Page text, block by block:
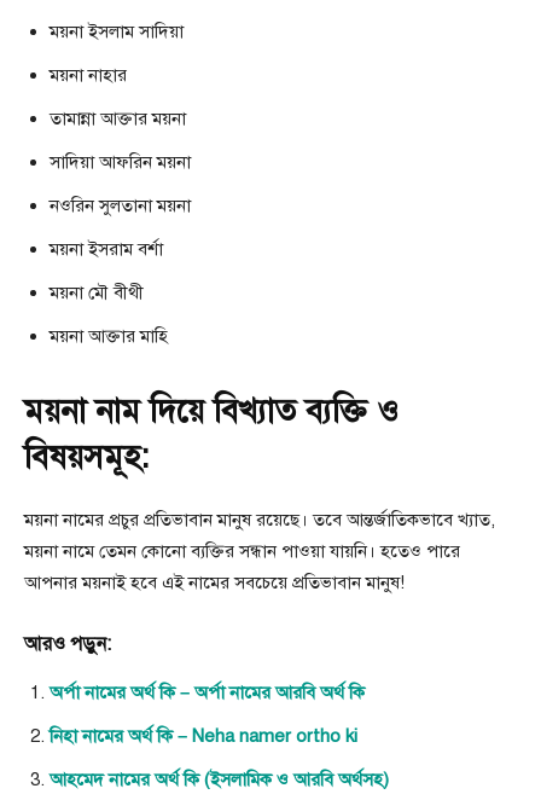
ময়না ইসলাম সাদিয়া
ময়না নাহার
তামান্না আক্তার ময়না
সাদিয়া আফরিন ময়না
নওরিন সুলতানা ময়না
ময়না ইসরাম বর্শা
ময়না মৌ বীথী
ময়না আক্তার মাহি
ময়না নাম দিয়ে বিখ্যাত ব্যক্তি ও
বিষয়সমূহ:
ময়না নামের প্রচুর প্রতিভাবান মানুষ রয়েছে। তবে আন্তর্জাতিকভাবে খ্যাত,
ময়না নামে তেমন কোনো ব্যক্তির সন্ধান পাওয়া যায়নি। হতেও পারে
আপনার ময়নাই হবে এই নামের সবচেয়ে প্রতিভাবান মানুষ!
আরও পড়ুন:
অর্পা নামের অর্থ কি – অর্পা নামের আরবি অর্থ কি
নিহা নামের অর্থ কি – Neha namer ortho ki
আহমেদ নামের অর্থ কি (ইসলামিক ও আরবি অর্থসহ)